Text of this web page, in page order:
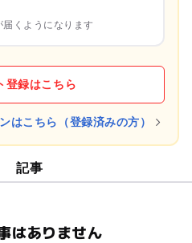
くようになります
登録はこちら
はこちら（登録済みの方）
記事
はありません